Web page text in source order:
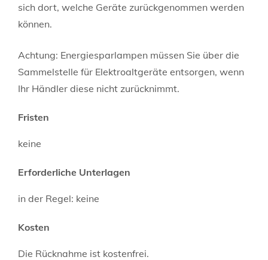
sich dort, welche Geräte zurückgenommen werden
können.
Achtung: Energiesparlampen müssen Sie über die
Sammelstelle für Elektroaltgeräte entsorgen, wenn
Ihr Händler diese nicht zurücknimmt.
Fristen
keine
Erforderliche Unterlagen
in der Regel: keine
Kosten
Die Rücknahme ist kostenfrei.